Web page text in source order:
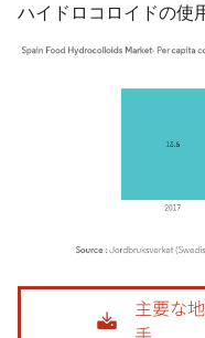
ハイドロコロイドの使
画像 © Mordor Intelligence。